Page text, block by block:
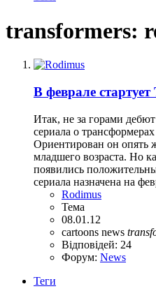
transformers:
В феврале
Итак, не за горами
сериала о
Ориентирован он опять
младшего возраста. Но
появились
сериала назначена на
Rodimus
Тема
08.01.12
cartoons news
Відповідей: 24
Форум: News
Теги